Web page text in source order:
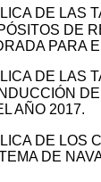
DE LAS
DE
PARA
DE LAS
AÑO 2017.
DE LOS
DE